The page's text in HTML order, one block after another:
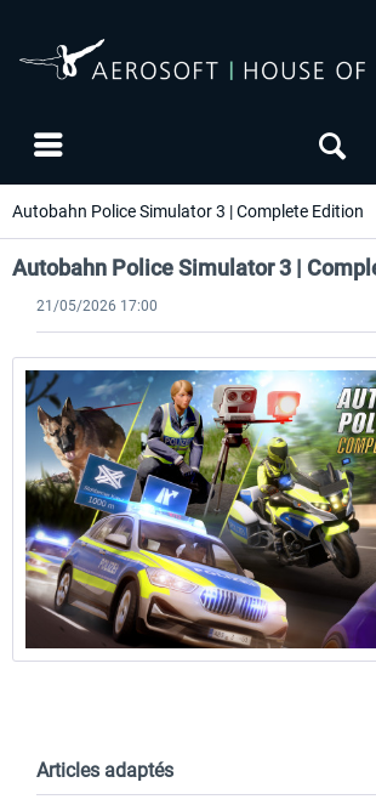
Autobahn Police Simulator 3 | Complete Edition
Autobahn Police Simulator 3 |
21/05/2026 17:00
Articles adaptés